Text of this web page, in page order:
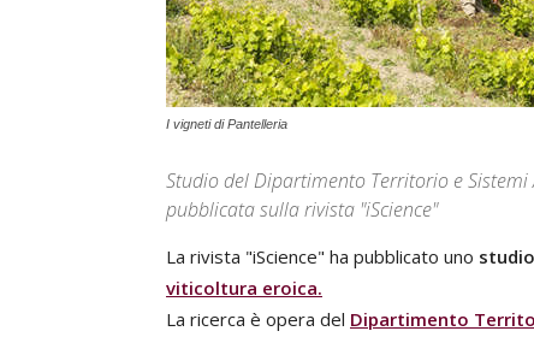
I vigneti di Pantelleria
Studio del Dipartimento Territorio e Sistemi
pubblicata sulla rivista "iScience"
La rivista "iScience" ha pubblicato uno
viticoltura eroica.
La ricerca è opera del Dipartimento